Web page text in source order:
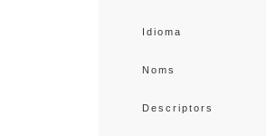
Idioma
Noms
Descriptors